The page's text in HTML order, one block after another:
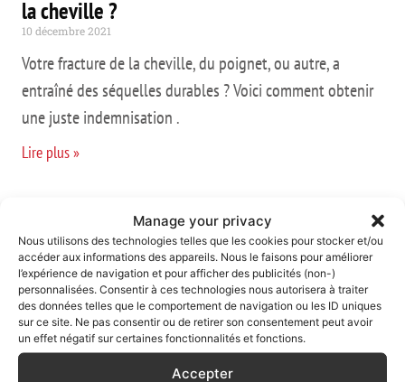
Manage your privacy
Nous utilisons des technologies telles que les cookies pour stocker et/ou
accéder aux informations des appareils. Nous le faisons pour améliorer
l’expérience de navigation et pour afficher des publicités (non-)
personnalisées. Consentir à ces technologies nous autorisera à traiter
des données telles que le comportement de navigation ou les ID uniques
sur ce site. Ne pas consentir ou de retirer son consentement peut avoir
un effet négatif sur certaines fonctionnalités et fonctions.
Accepter
la cheville ?
10 décembre 2021
Votre fracture de la cheville, du poignet, ou autre, a
entraîné des séquelles durables ? Voici comment obtenir
une juste indemnisation .
Lire plus »
Le rôle de l’avocat après un traumatisme
crânien grave
5 décembre 2021
Vous cherchez un avocat du dommage corporel à Paris :
voilà comment se passe le premier rdv et comment bien
le préparer (documents, questions…).